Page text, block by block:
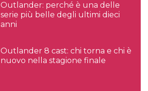
Outlander: perché è una delle
serie più belle degli ultimi dieci
anni
Outlander 8 cast: chi torna e chi è
nuovo nella stagione finale